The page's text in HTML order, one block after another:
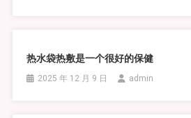
热水袋热敷是一个很好的保健
2025 年 12 月 9 日 admin